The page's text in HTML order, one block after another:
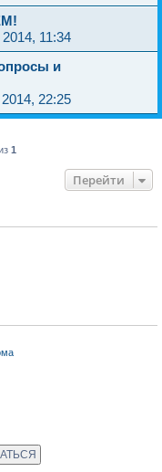
11:34
и
22:25
1
Перейти